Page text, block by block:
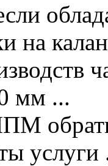
на
мм ...